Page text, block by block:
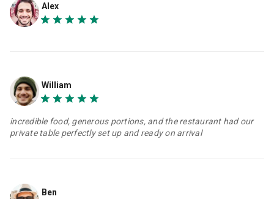
Alex
William
incredible food, generous portions, and the restaurant had our
private table perfectly set up and ready on arrival
Ben